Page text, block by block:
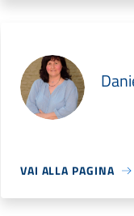
VAI ALLA PAGINA